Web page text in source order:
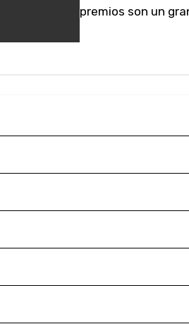
premios son un